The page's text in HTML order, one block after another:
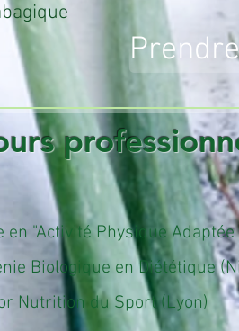
en "Activité Physique
en Diététique
du Sport (Lyon)